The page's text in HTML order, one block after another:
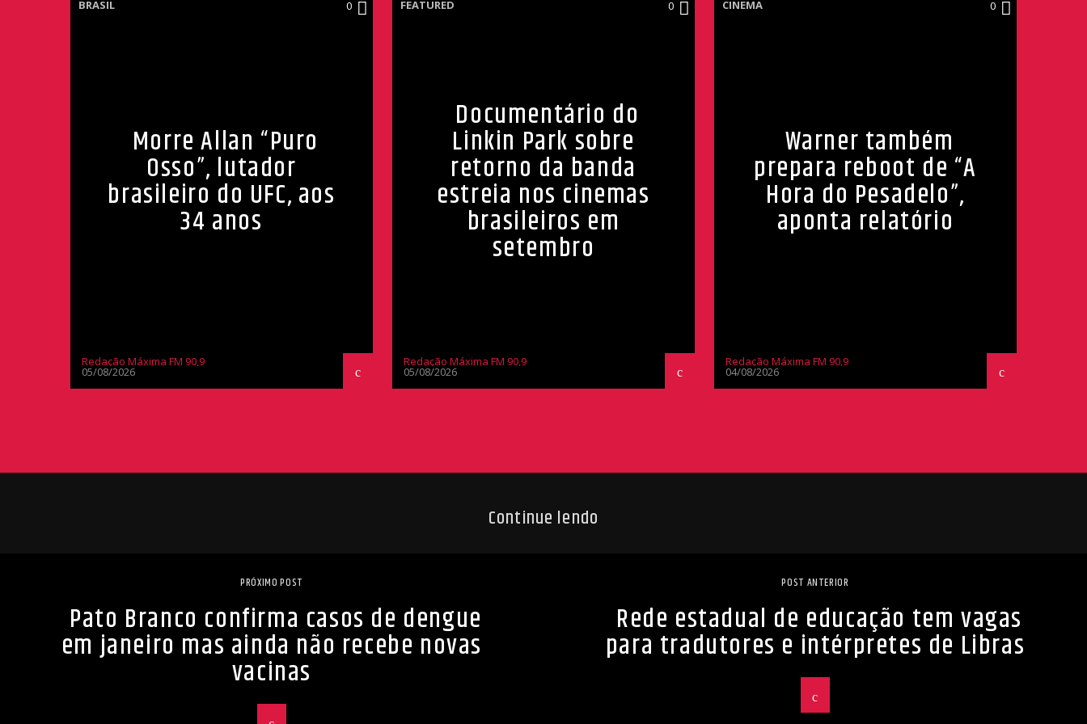
BRASIL 0
Morre Allan “Puro
Osso”, lutador
brasileiro do UFC, aos
34 anos
Redação Máxima FM 90,9
05/08/2026
FEATURED 0
Documentário do
Linkin Park sobre
retorno da banda
estreia nos cinemas
brasileiros em
setembro
Redação Máxima FM 90,9
05/08/2026
CINEMA 0
Warner também
prepara reboot de “A
Hora do Pesadelo”,
aponta relatório
Redação Máxima FM 90,9
04/08/2026
Continue lendo
PRÓXIMO POST
Pato Branco confirma casos de dengue
em janeiro mas ainda não recebe novas
vacinas
POST ANTERIOR
Rede estadual de educação tem vagas
para tradutores e intérpretes de Libras